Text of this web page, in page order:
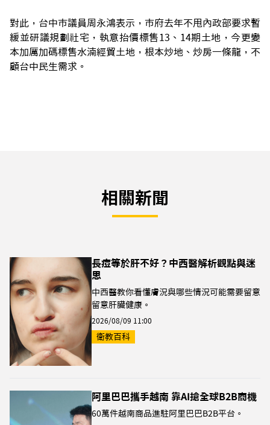
對此，台中市議員周永鴻表示，市府去年不甩內政部要求暫
緩並研議規劃社宅，執意抬價標售13、14期土地，今更變
本加厲加碼標售水湳經貿土地，根本炒地、炒房一條龍，不
顧台中民生需求。
相關新聞
長痘等於肝不好？中西醫解析觀點與迷
思
中西醫教你看懂膚況與哪些情況可能需要留意
留意肝臟健康。
2026/08/09 11:00
衛教百科
阿里巴巴攜手越南 靠AI搶全球B2B商機
60萬件越南商品進駐阿里巴巴B2B平台。